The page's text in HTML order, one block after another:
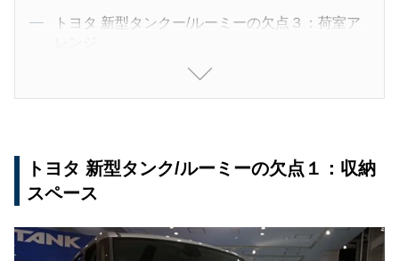
トヨタ 新型タンクー/ルーミーの欠点３：荷室ア
■通常時の荷室・ラゲッジスペース
トヨタ 新型タンク/ルーミーの欠点１：収納
スペース